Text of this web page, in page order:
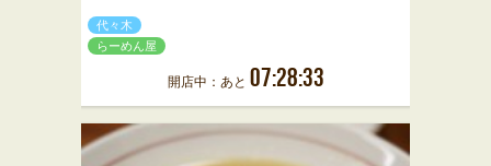
代々木
らーめん屋
開店中：あと 07:28:33